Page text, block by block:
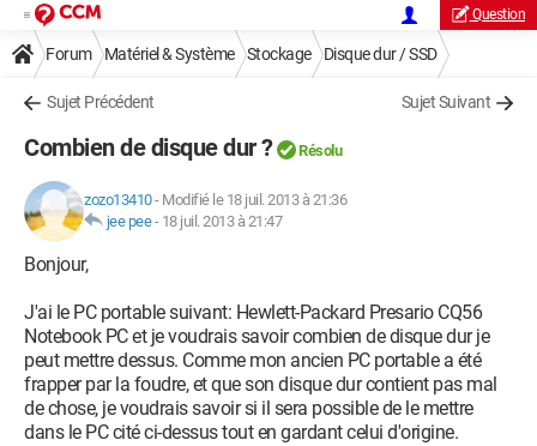
Question
Forum Matériel & Système Stockage Disque dur / SSD
Sujet Précédent Sujet Suivant
Combien de disque dur ? Résolu
zozo13410- Modifié le 18 juil. 2013 à 21:36
jee pee- 18 juil. 2013 à 21:47
Bonjour,
J'ai le PC portable suivant: Hewlett-Packard Presario CQ56
Notebook PC et je voudrais savoir combien de disque dur je
peut mettre dessus. Comme mon ancien PC portable a été
frapper par la foudre, et que son disque dur contient pas mal
de chose, je voudrais savoir si il sera possible de le mettre
dans le PC cité ci-dessus tout en gardant celui d'origine.